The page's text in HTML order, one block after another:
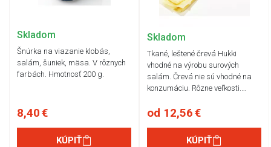
Skladom
Šnúrka na viazanie klobás,
salám, šuniek, mäsa. V rôznych
farbách. Hmotnosť 200 g.
8,40 €
KÚPIŤ
Skladom
Tkané, leštené črevá Hukki
vhodné na výrobu surových
salám. Črevá nie sú vhodné na
konzumáciu. Rôzne veľkosti.…
od 12,56 €
KÚPIŤ